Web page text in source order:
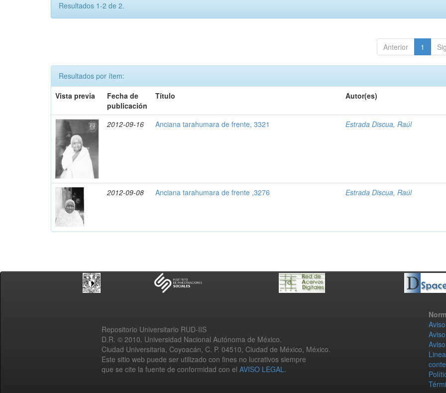
Resultados 1-2 de 2.
Anterior 1
Resultados por ítem:
Vista previa
Fecha de
publicación
Título Autor(es)
2012-09-16 Anciana tarahumara de frente, 3321 Estrada Discua, Raúl
2012-09-08 Anciana tarahumara de frente ,3276 Estrada Discua, Raúl
Repositorio Universitario RUD-IIS
D.R. © 2010. Universidad Nacional Autónoma de México.
Ciudad Universitaria, Coyoacán, C. P. 04510, Ciudad de México, México.
Este sitio web puede ser utilizado con fines no lucrativos siempre
que se cite la fuente de conformidad con el AVISO LEGAL.